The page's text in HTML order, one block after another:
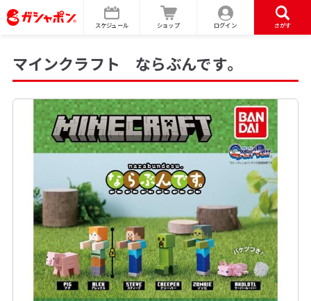
スケジュール ショップ ログイン さがす
マインクラフト ならぶんです。